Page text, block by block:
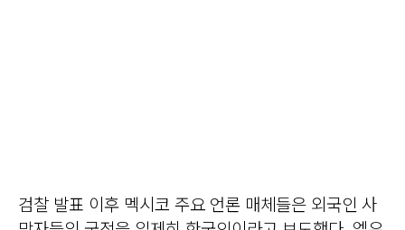
검찰 발표 이후 멕시코 주요 언론 매체들은 외국인 사